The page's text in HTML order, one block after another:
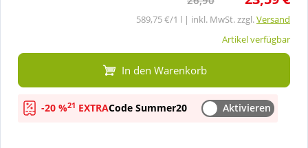
589,75 €/1 l | inkl. MwSt. zzgl.Versand
Artikel verfügbar
In den Warenkorb
-20 %21 EXTRACode Summer20 Aktivieren